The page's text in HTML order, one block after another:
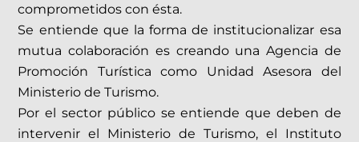
comprometidos con ésta.
Se entiende que la forma de institucionalizar esa
mutua colaboración es creando una Agencia de
Promoción Turística como Unidad Asesora del
Ministerio de Turismo.
Por el sector público se entiende que deben de
intervenir el Ministerio de Turismo, el Instituto